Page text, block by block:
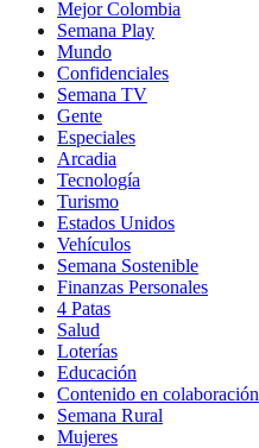
Mejor Colombia
Semana Play
Mundo
Confidenciales
Semana TV
Gente
Especiales
Arcadia
Tecnología
Turismo
Estados Unidos
Vehículos
Semana Sostenible
Finanzas Personales
4 Patas
Salud
Loterías
Educación
Contenido en colaboración
Semana Rural
Mujeres